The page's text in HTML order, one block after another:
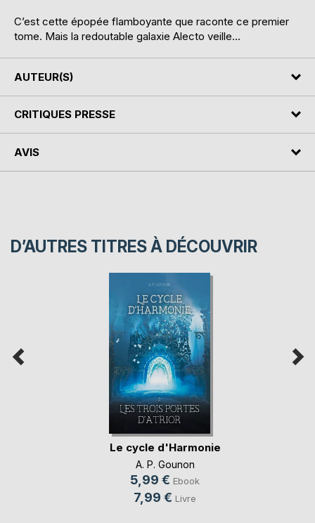
C’est cette épopée flamboyante que raconte ce premier
tome. Mais la redoutable galaxie Alecto veille…
AUTEUR(S)
CRITIQUES PRESSE
AVIS
D’AUTRES TITRES À DÉCOUVRIR
Le cycle d'Harmonie
A. P. Gounon
5,99 € Ebook
7,99 € Livre